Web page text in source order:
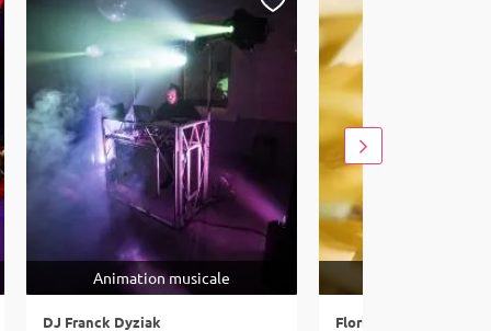
Animation musicale
DJ Franck Dyziak
Florian Rion